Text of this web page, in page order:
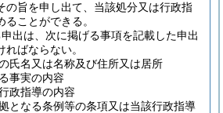
の旨を申し出て、当該処分又は行政指
ことができる。
出は、次に掲げる事項を記載した申出
ばならない。
氏名又は名称及び住所又は居所
事実の内容
政指導の内容
となる条例等の条項又は当該行政指導